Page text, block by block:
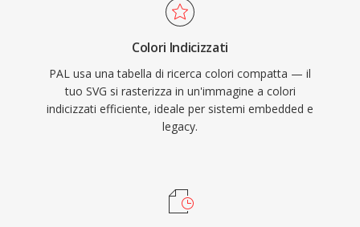
Colori Indicizzati
PAL usa una tabella di ricerca colori compatta — il
tuo SVG si rasterizza in un'immagine a colori
indicizzati efficiente, ideale per sistemi embedded e
legacy.